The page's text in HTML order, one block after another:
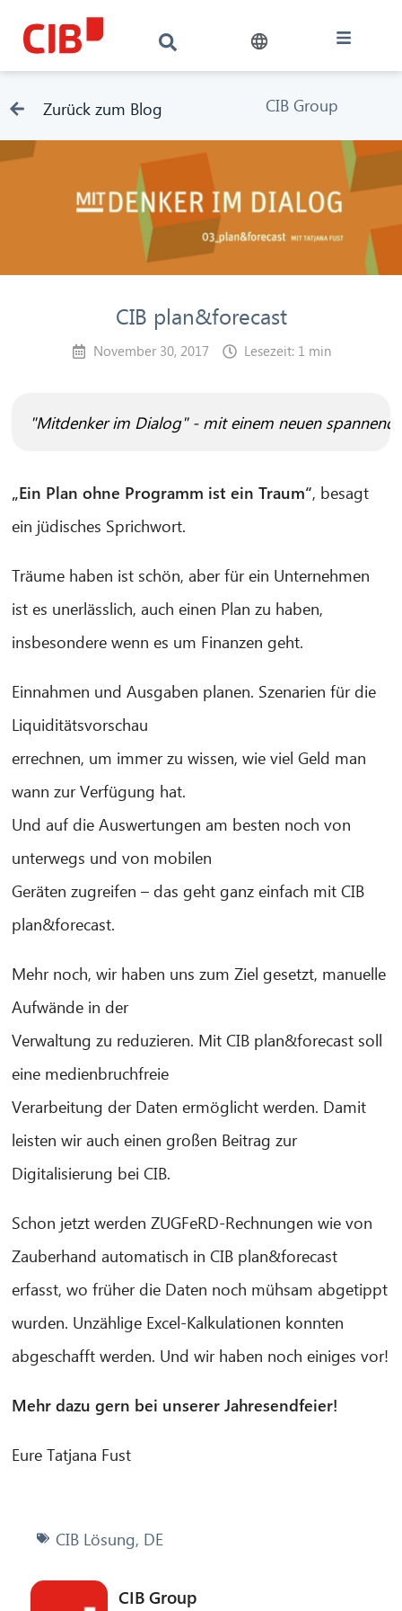
Zurück zum Blog CIB Group
CIB plan&forecast
November 30, 2017 Lesezeit: 1 min
"Mitdenker im Dialog" - mit einem neuen
„Ein Plan ohne Programm ist ein Traum“, besagt
ein jüdisches Sprichwort.
Träume haben ist schön, aber für ein Unternehmen
ist es unerlässlich, auch einen Plan zu haben,
insbesondere wenn es um Finanzen geht.
Einnahmen und Ausgaben planen. Szenarien für die
Liquiditätsvorschau
errechnen, um immer zu wissen, wie viel Geld man
wann zur Verfügung hat.
Und auf die Auswertungen am besten noch von
unterwegs und von mobilen
Geräten zugreifen – das geht ganz einfach mit CIB
plan&forecast.
Mehr noch, wir haben uns zum Ziel gesetzt, manuelle
Aufwände in der
Verwaltung zu reduzieren. Mit CIB plan&forecast soll
eine medienbruchfreie
Verarbeitung der Daten ermöglicht werden. Damit
leisten wir auch einen großen Beitrag zur
Digitalisierung bei CIB.
Schon jetzt werden ZUGFeRD-Rechnungen wie von
Zauberhand automatisch in CIB plan&forecast
erfasst, wo früher die Daten noch mühsam abgetippt
wurden. Unzählige Excel-Kalkulationen konnten
abgeschafft werden. Und wir haben noch einiges vor!
Mehr dazu gern bei unserer Jahresendfeier!
Eure Tatjana Fust
CIB Lösung, DE
CIB Group
CIB AI ChatBot
Hallo! Was kann ich für Sie tun?